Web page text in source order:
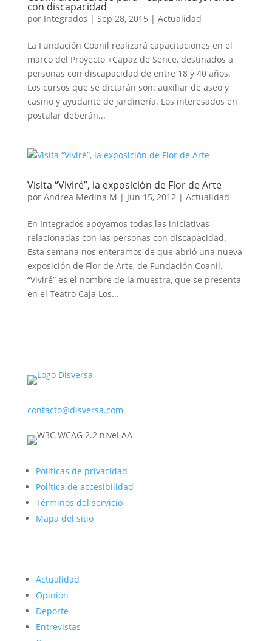
con discapacidad
por Integrados | Sep 28, 2015 | Actualidad
La Fundación Coanil realizará capacitaciones en el
marco del Proyecto +Capaz de Sence, destinados a
personas con discapacidad de entre 18 y 40 años.
Los cursos que se dictarán son: auxiliar de aseo y
casino y ayudante de jardinería. Los interesados en
postular deberán...
Visita “Viviré”, la exposición de Flor de Arte
por Andrea Medina M | Jun 15, 2012| Actualidad
En Integrados apoyamos todas las iniciativas
relacionadas con las personas con discapacidad.
Esta semana nos enteramos de que abrió una nueva
exposición de Flor de Arte, de Fundación Coanil.
“Viviré” es el nombre de la muestra, que se presenta
en el Teatro Caja Los...
contacto@disversa.com
Políticas de privacidad
Política de accesibilidad
Términos del servicio
Mapa del sitio
Actualidad
Opinión
Deporte
Entrevistas